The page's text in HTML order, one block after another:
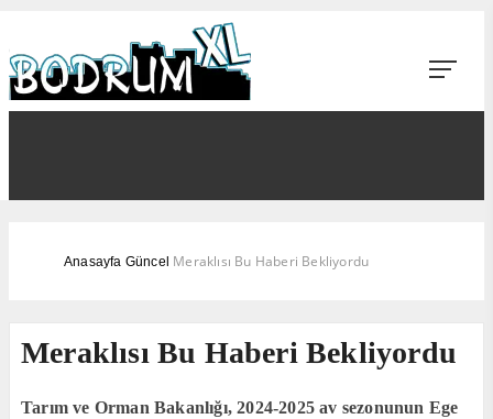
Anasayfa Güncel Meraklısı Bu Haberi Bekliyordu
Meraklısı Bu Haberi Bekliyordu
Tarım ve Orman Bakanlığı, 2024-2025 av sezonunun Ege